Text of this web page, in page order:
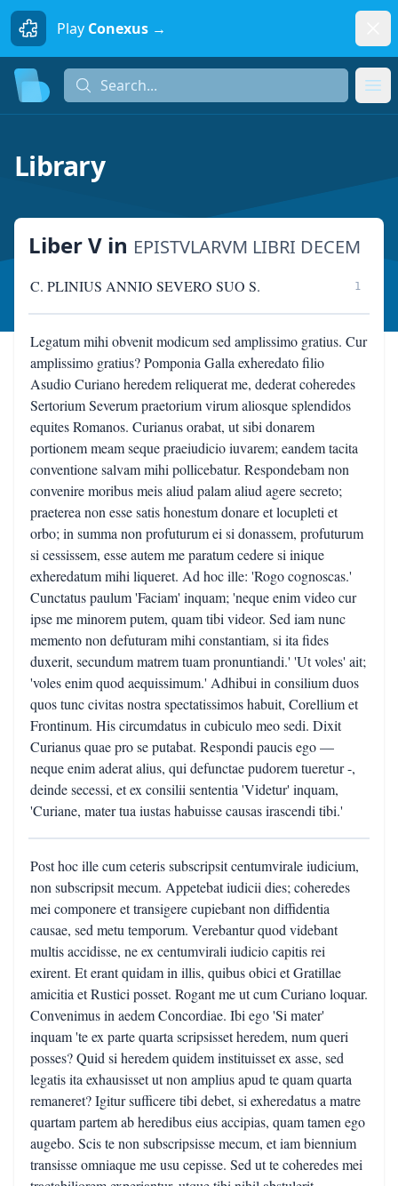
Play Conexus →
Search...
Library
Liber V in EPISTVLARVM LIBRI DECEM
C. PLINIUS ANNIO SEVERO SUO S. 1
Legatum mihi obvenit modicum sed amplissimo gratius. Cur
amplissimo gratius? Pomponia Galla exheredato filio
Asudio Curiano heredem reliquerat me, dederat coheredes
Sertorium Severum praetorium virum aliosque splendidos
equites Romanos. Curianus orabat, ut sibi donarem
portionem meam seque praeiudicio iuvarem; eandem tacita
conventione salvam mihi pollicebatur. Respondebam non
convenire moribus meis aliud palam aliud agere secreto;
praeterea non esse satis honestum donare et locupleti et
orbo; in summa non profuturum ei si donassem, profuturum
si cessissem, esse autem me paratum cedere si inique
exheredatum mihi liqueret. Ad hoc ille: 'Rogo cognoscas.'
Cunctatus paulum 'Faciam' inquam; 'neque enim video cur
ipse me minorem putem, quam tibi videor. Sed iam nunc
memento non defuturam mihi constantiam, si ita fides
duxerit, secundum matrem tuam pronuntiandi.' 'Ut voles' ait;
'voles enim quod aequissimum.' Adhibui in consilium duos
quos tunc civitas nostra spectatissimos habuit, Corellium et
Frontinum. His circumdatus in cubiculo meo sedi. Dixit
Curianus quae pro se putabat. Respondi paucis ego —
neque enim aderat alius, qui defunctae pudorem tueretur -,
deinde secessi, et ex consilii sententia 'Videtur' inquam,
'Curiane, mater tua iustas habuisse causas irascendi tibi.'
Post hoc ille cum ceteris subscripsit centumvirale iudicium,
non subscripsit mecum. Appetebat iudicii dies; coheredes
mei componere et transigere cupiebant non diffidentia
causae, sed metu temporum. Verebantur quod videbant
multis accidisse, ne ex centumvirali iudicio capitis rei
exirent. Et erant quidam in illis, quibus obici et Gratillae
amicitia et Rustici posset. Rogant me ut cum Curiano loquar.
Convenimus in aedem Concordiae. Ibi ego 'Si mater'
inquam 'te ex parte quarta scripsisset heredem, num queri
posses? Quid si heredem quidem instituisset ex asse, sed
legatis ita exhausisset ut non amplius apud te quam quarta
remaneret? Igitur sufficere tibi debet, si exheredatus a matre
quartam partem ab heredibus eius accipias, quam tamen ego
augebo. Scis te non subscripsisse mecum, et iam biennium
transisse omniaque me usu cepisse. Sed ut te coheredes mei